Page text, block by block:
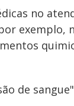
no
exemplo,
de sangue"